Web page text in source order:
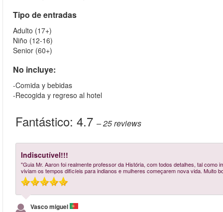
Tipo de entradas
Adulto (17+)
Niño (12-16)
Senior (60+)
No incluye:
-Comida y bebidas
-Recogida y regreso al hotel
Fantástico: 4.7 – 25reviews
Indiscutível!!!
"Guia Mr. Aaron foi realmente professor da História, com todos detalhes, tal
viviam os tempos dificíeis para indianos e mulheres começarem nova vida. Muito
Vasco miguel